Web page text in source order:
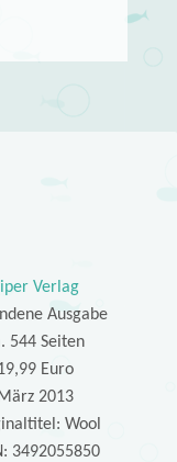
Verlag
Ausgabe
544 Seiten
Euro
März 2013
Wool
3492055850